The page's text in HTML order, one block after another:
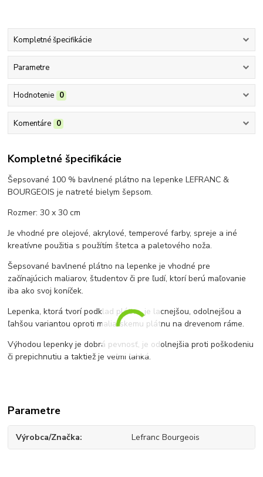
Kompletné špecifikácie
Parametre
Hodnotenie 0
Komentáre 0
Kompletné špecifikácie
Šepsované 100 % bavlnené plátno na lepenke LEFRANC &
BOURGEOIS je natreté bielym šepsom.
Rozmer: 30 x 30 cm
Je vhodné pre olejové, akrylové, temperové farby, spreje a iné
kreatívne použitia s použítím štetca a paletového noža.
Šepsované bavlnené plátno na lepenke je vhodné pre
začínajúcich maliarov, študentov či pre ľudí, ktorí berú maľovanie
iba ako svoj koníček.
Lepenka, ktorá tvorí podklad plátna, je lacnejšou, odolnejšou a
ľahšou variantou oproti maliarskemu plátnu na drevenom ráme.
Výhodou lepenky je dobrá pevnosť, je odolnejšia proti poškodeniu
či prepichnutiu a taktiež je veľmi ľahká.
Parametre
Výrobca/Značka Lefranc Bourgeois